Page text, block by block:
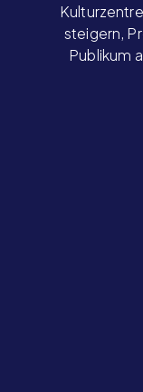
steigern,
Publikum